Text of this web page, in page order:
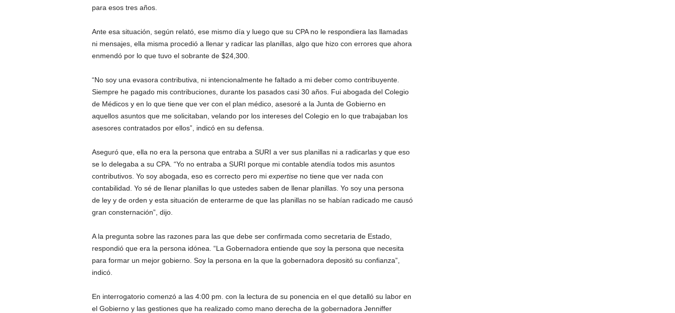
para esos tres años.
Ante esa situación, según relató, ese mismo día y luego que su CPA no le respondiera las llamadas
ni mensajes, ella misma procedió a llenar y radicar las planillas, algo que hizo con errores que ahora
enmendó por lo que tuvo el sobrante de $24,300.
“No soy una evasora contributiva, ni intencionalmente he faltado a mi deber como contribuyente.
Siempre he pagado mis contribuciones, durante los pasados casi 30 años. Fui abogada del Colegio
de Médicos y en lo que tiene que ver con el plan médico, asesoré a la Junta de Gobierno en
aquellos asuntos que me solicitaban, velando por los intereses del Colegio en lo que trabajaban los
asesores contratados por ellos”, indicó en su defensa.
Aseguró que, ella no era la persona que entraba a SURI a ver sus planillas ni a radicarlas y que eso
se lo delegaba a su CPA. “Yo no entraba a SURI porque mi contable atendía todos mis asuntos
contributivos. Yo soy abogada, eso es correcto pero mi expertiseno tiene que ver nada con
contabilidad. Yo sé de llenar planillas lo que ustedes saben de llenar planillas. Yo soy una persona
de ley y de orden y esta situación de enterarme de que las planillas no se habían radicado me causó
gran consternación”, dijo.
A la pregunta sobre las razones para las que debe ser confirmada como secretaria de Estado,
respondió que era la persona idónea. “La Gobernadora entiende que soy la persona que necesita
para formar un mejor gobierno. Soy la persona en la que la gobernadora depositó su confianza”,
indicó.
En interrogatorio comenzó a las 4:00 pm. con la lectura de su ponencia en el que detalló su labor en
el Gobierno y las gestiones que ha realizado como mano derecha de la gobernadora Jenniffer